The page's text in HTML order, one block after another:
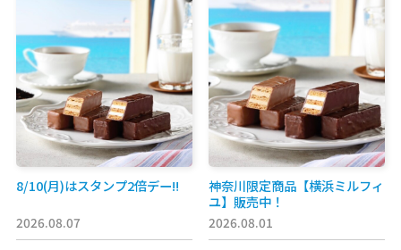
8/10(月)はスタンプ2倍デー‼️
2026.08.07
神奈川限定商品【横浜ミルフィ
ユ】販売中！
2026.08.01